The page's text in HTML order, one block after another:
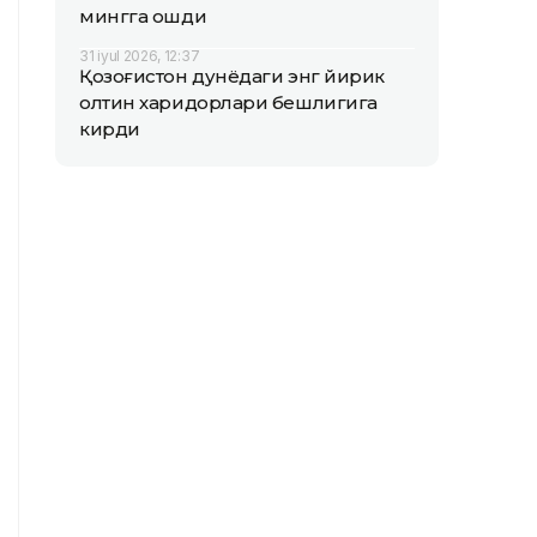
мингга ошди
31 iyul 2026, 12:37
Қозоғистон дунёдаги энг йирик
олтин харидорлари бешлигига
кирди